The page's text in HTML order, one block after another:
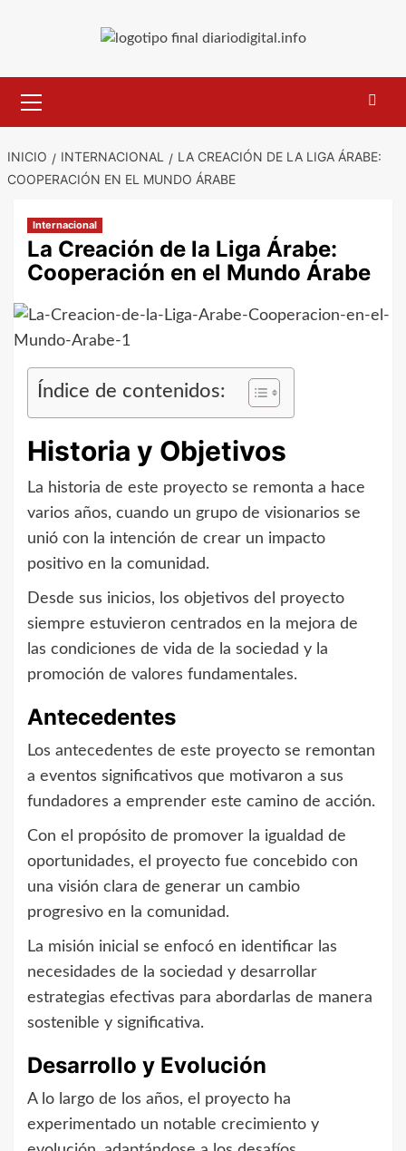
primario
INICIO INTERNACIONAL
LA CREACIÓN DE LA LIGA ÁRABE:
COOPERACIÓN EN EL MUNDO ÁRABE
Internacional
La Creación de la Liga Árabe:
Cooperación en el Mundo Árabe
Índice de contenidos:
Historia y Objetivos
La historia de este proyecto se remonta a hace
varios años, cuando un grupo de visionarios se
unió con la intención de crear un impacto
positivo en la comunidad.
Desde sus inicios, los objetivos del proyecto
siempre estuvieron centrados en la mejora de
las condiciones de vida de la sociedad y la
promoción de valores fundamentales.
Antecedentes
Los antecedentes de este proyecto se remontan
a eventos significativos que motivaron a sus
fundadores a emprender este camino de acción.
Con el propósito de promover la igualdad de
oportunidades, el proyecto fue concebido con
una visión clara de generar un cambio
progresivo en la comunidad.
La misión inicial se enfocó en identificar las
necesidades de la sociedad y desarrollar
estrategias efectivas para abordarlas de manera
sostenible y significativa.
Desarrollo y Evolución
A lo largo de los años, el proyecto ha
experimentado un notable crecimiento y